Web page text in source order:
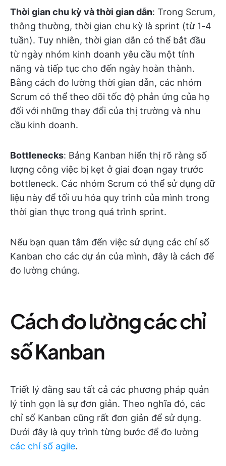
Thời gian chu kỳ và thời gian dẫn: Trong Scrum,
thông thường, thời gian chu kỳ là sprint (từ 1-4
tuần). Tuy nhiên, thời gian dẫn có thể bắt đầu
từ ngày nhóm kinh doanh yêu cầu một tính
năng và tiếp tục cho đến ngày hoàn thành.
Bằng cách đo lường thời gian dẫn, các nhóm
Scrum có thể theo dõi tốc độ phản ứng của họ
đối với những thay đổi của thị trường và nhu
cầu kinh doanh.
Bottlenecks: Bảng Kanban hiển thị rõ ràng số
lượng công việc bị kẹt ở giai đoạn ngay trước
bottleneck. Các nhóm Scrum có thể sử dụng dữ
liệu này để tối ưu hóa quy trình của mình trong
thời gian thực trong quá trình sprint.
Nếu bạn quan tâm đến việc sử dụng các chỉ số
Kanban cho các dự án của mình, đây là cách để
đo lường chúng.
Cách đo lường các chỉ
số Kanban
Triết lý đằng sau tất cả các phương pháp quản
lý tinh gọn là sự đơn giản. Theo nghĩa đó, các
chỉ số Kanban cũng rất đơn giản để sử dụng.
Dưới đây là quy trình từng bước để đo lường
các chỉ số agile.